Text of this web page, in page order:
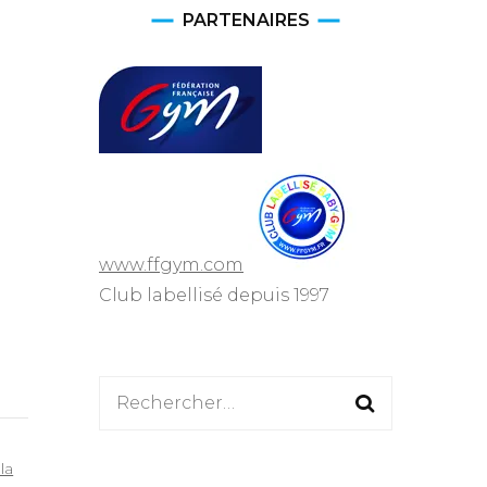
Rythmique
agrès Adultes
PARTENAIRES
www.ffgym.com
Club labellisé depuis 1997
Rechercher :